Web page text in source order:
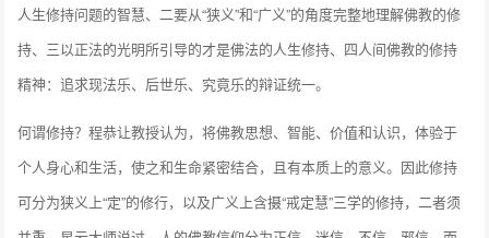
人生修持问题的智慧、二要从“狭义”和“广义”的角度完整地理解佛教的修
持、三以正法的光明所引导的才是佛法的人生修持、四人间佛教的修持
精神：追求现法乐、后世乐、究竟乐的辩证统一。
何谓修持？程恭让教授认为，将佛教思想、智能、价值和认识，体验于
个人身心和生活，使之和生命紧密结合，且有本质上的意义。因此修持
可分为狭义上“定”的修行，以及广义上含摄“戒定慧”三学的修持，二者须